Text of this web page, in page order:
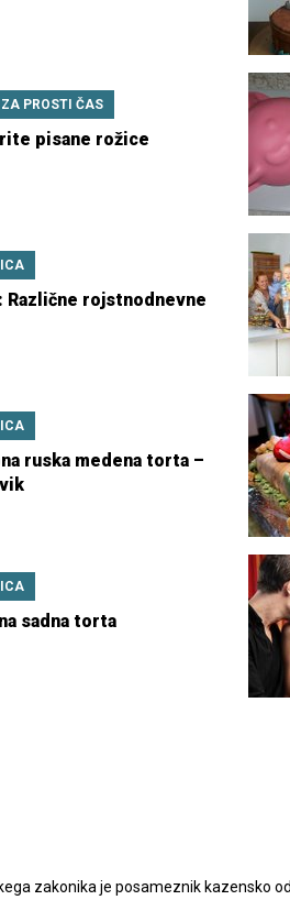
ZA PROSTI ČAS
pisane rožice
Različne rojstnodnevne
ruska medena torta –
sadna torta
zakonika je posameznik kazensko